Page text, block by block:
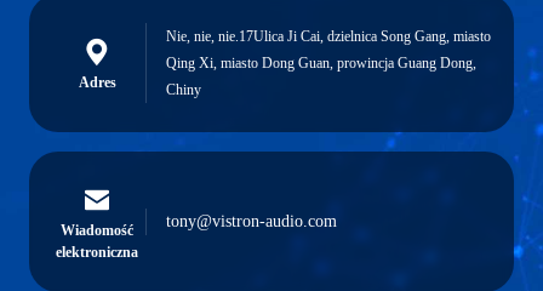
Adres
Nie, nie, nie.17Ulica Ji Cai, dzielnica Song Gang, miasto
Qing Xi, miasto Dong Guan, prowincja Guang Dong,
Chiny
Wiadomość
elektroniczna
tony@vistron-audio.com